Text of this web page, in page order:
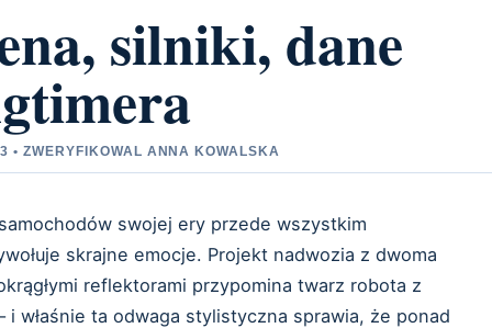
silniki, dane
• ZWERYFIKOWAL ANNA KOWALSKA
swojej ery przede wszystkim
skrajne emocje. Projekt nadwozia z dwoma
reflektorami przypomina twarz robota z
właśnie ta odwaga stylistyczna sprawia, że ponad